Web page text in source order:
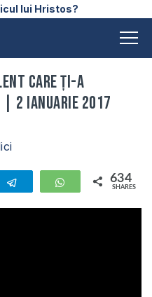
lui Hristos?
care ți-a
2 Ianuarie 2017
Telegram WhatsApp
634
SHARES